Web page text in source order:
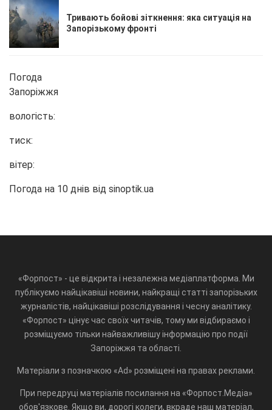
Тривають бойові зіткнення: яка ситуація на
Запорізькому фронті
Погода
Запоріжжя
вологість:
тиск:
вітер:
Погода на 10 днів від sinoptik.ua
«Форпост» - це відкрита і незалежна медіаплатформа. Ми
публікуємо найцікавіші новини, найкращі статті запорізьких
журналістів, найцікавіші розслідування і чесну аналітику.
«Форпост» цінує час своїх читачів, тому ми відбираємо і
розміщуємо тільки найважливішу інформацію про події
Запоріжжя та області.
Матеріали з позначкою «Ad» розміщені на правах реклами.
При передруці матеріалів посилання на «Форпост.Медіа»
обов'язкове. Якщо ви, дорогі колеги, вкраде наш матеріал,